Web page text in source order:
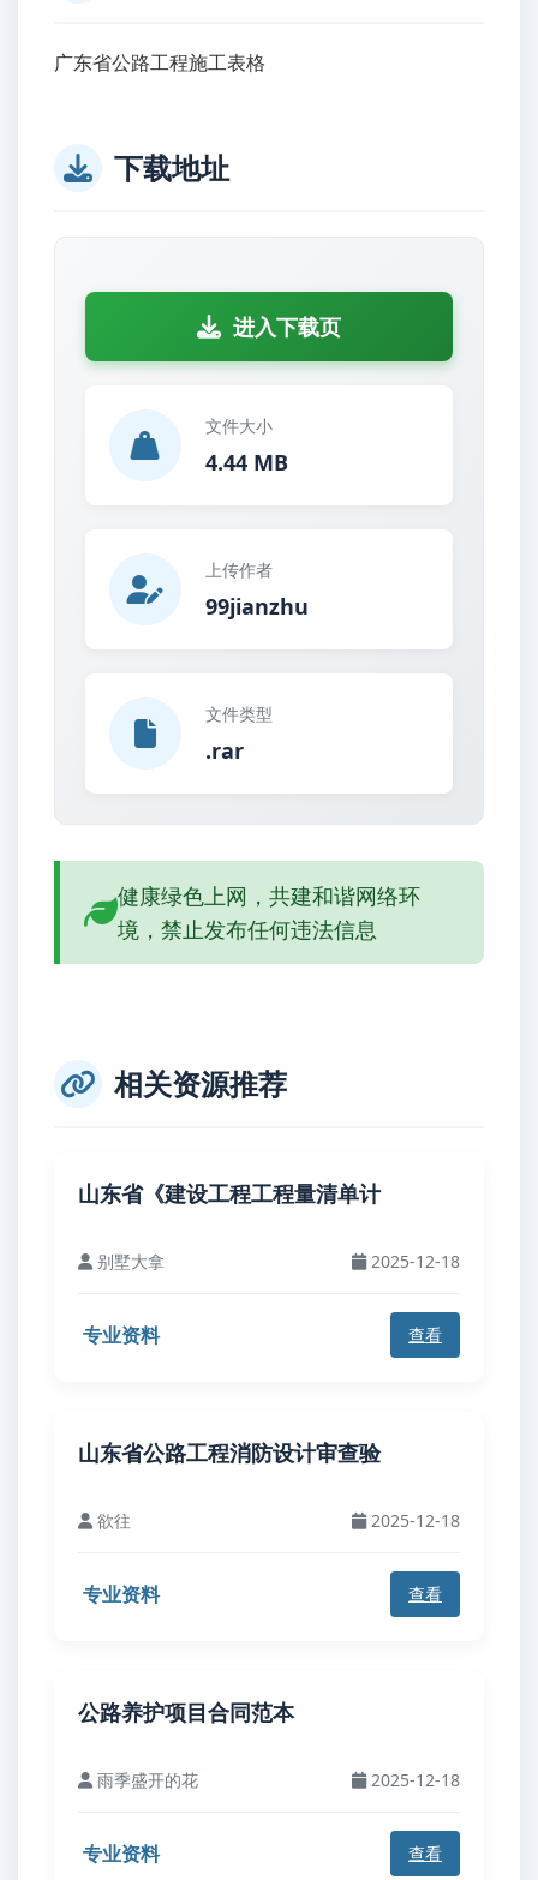
广东省公路工程施工表格
下载地址
进入下载页
文件大小
4.44 MB
上传作者
99jianzhu
文件类型
.rar
健康绿色上网，共建和谐网络环
境，禁止发布任何违法信息
相关资源推荐
山东省《建设工程工程量清单计
别墅大拿 2025-12-18
专业资料 查看
山东省公路工程消防设计审查验
欲往 2025-12-18
专业资料 查看
公路养护项目合同范本
雨季盛开的花 2025-12-18
专业资料 查看